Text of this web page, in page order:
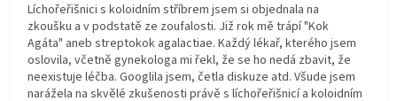
Líchořeřišnici s koloidním stříbrem jsem si objednala na
zkoušku a v podstatě ze zoufalosti. Již rok mě trápí "Kok
Agáta" aneb streptokok agalactiae. Každý lékař, kterého jsem
oslovila, včetně gynekologa mi řekl, že se ho nedá zbavit, že
neexistuje léčba. Googlila jsem, četla diskuze atd. Všude jsem
narážela na skvělé zkušenosti právě s líchořeřišnicí a koloidním